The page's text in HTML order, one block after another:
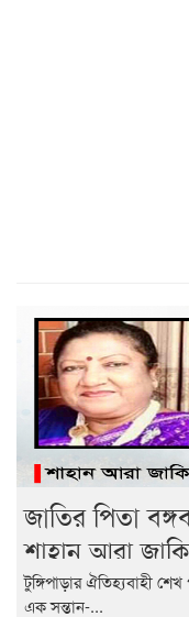
জাতির পিতা
শাহান আরা
টুঙ্গিপাড়ার ঐতিহ্যবাহী
এক সন্তান-...